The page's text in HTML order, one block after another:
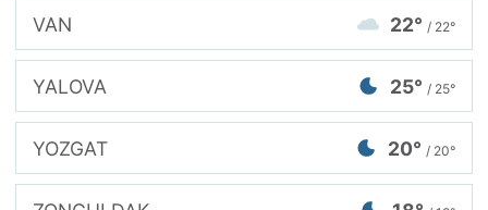
VAN 22° / 22°
YALOVA 25° / 25°
YOZGAT 20° / 20°